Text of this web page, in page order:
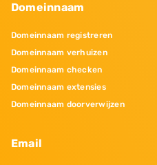
Domeinnaam
Domeinnaam registreren
Domeinnaam verhuizen
Domeinnaam checken
Domeinnaam extensies
Domeinnaam doorverwijzen
Email